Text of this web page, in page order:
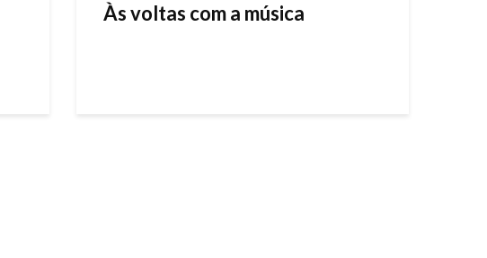
Às voltas com a música